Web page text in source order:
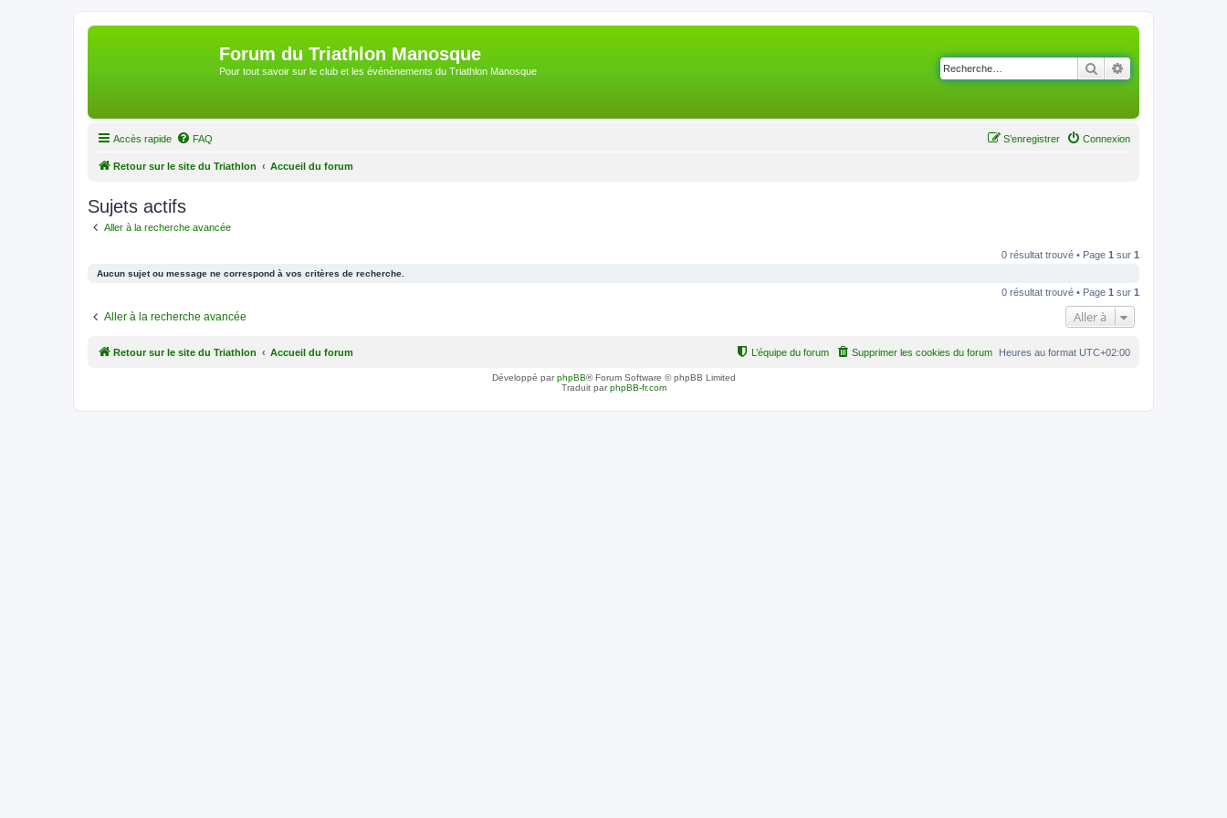
Forum du Triathlon Manosque
Pour tout savoir sur le club et les événènements du Triathlon Manosque Rechercher
Accès rapide FAQ Connexion
S’enregistrer
Retour sur le site du Triathlon Accueil du forum
Sujets actifs
Aller à la recherche avancée
0 résultat trouvé • Page 1 sur 1
Aucun sujet ou message ne correspond à vos critères de recherche.
0 résultat trouvé • Page 1 sur 1
Aller à la recherche avancée Aller à
Retour sur le site du Triathlon Accueil du forum Heures au format UTC+02:00
Supprimer les cookies du forum
L’équipe du forum
Développé parphpBB® Forum Software © phpBB Limited
Traduit parphpBB-fr.com